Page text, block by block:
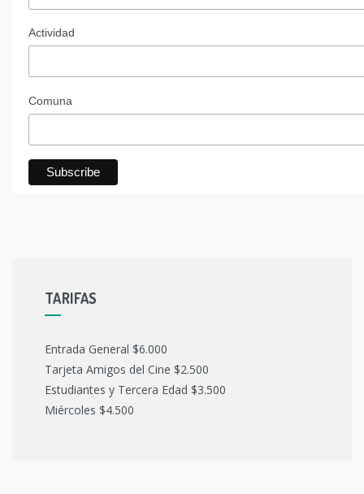
Actividad
Comuna
TARIFAS
Entrada General $6.000
Tarjeta Amigos del Cine $2.500
Estudiantes y Tercera Edad $3.500
Miércoles $4.500